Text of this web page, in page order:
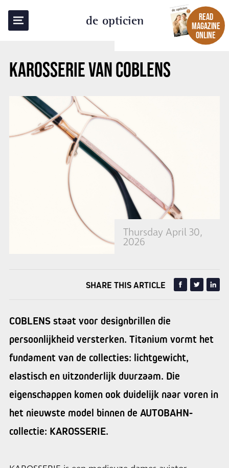
de opticien
READ
MAGAZINE
ONLINE
KAROSSERIE VAN COBLENS
Thursday April 30,
2026
BACK TO OVERVIEW
SHARE THIS ARTICLE
COBLENS staat voor designbrillen die
persoonlijkheid versterken. Titanium vormt het
fundament van de collecties: lichtgewicht,
elastisch en uitzonderlijk duurzaam. Die
eigenschappen komen ook duidelijk naar voren in
het nieuwste model binnen de AUTOBAHN-
collectie: KAROSSERIE.